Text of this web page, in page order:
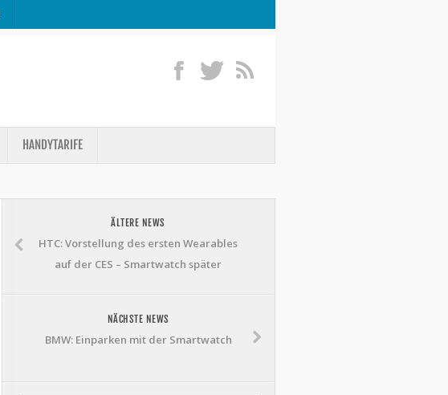
HANDYTARIFE
ÄLTERE NEWS
HTC: Vorstellung des ersten Wearables
auf der CES – Smartwatch später
NÄCHSTE NEWS
BMW: Einparken mit der Smartwatch